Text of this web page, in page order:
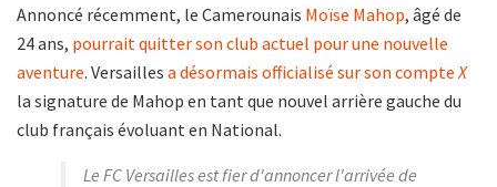
Annoncé récemment, le Camerounais Moïse Mahop, âgé de
24 ans, pourrait quitter son club actuel pour une nouvelle
aventure. Versailles a désormais officialisé sur son compte X
la signature de Mahop en tant que nouvel arrière gauche du
club français évoluant en National.
Le FC Versailles est fier d'annoncer l'arrivée de